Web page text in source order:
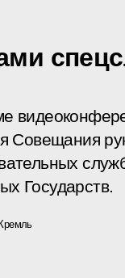
Совещания
Государств.